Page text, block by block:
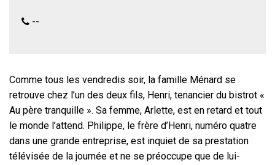
--
Comme tous les vendredis soir, la famille Ménard se
retrouve chez l’un des deux fils, Henri, tenancier du bistrot «
Au père tranquille ». Sa femme, Arlette, est en retard et tout
le monde l’attend. Philippe, le frère d’Henri, numéro quatre
dans une grande entreprise, est inquiet de sa prestation
télévisée de la journée et ne se préoccupe que de lui-